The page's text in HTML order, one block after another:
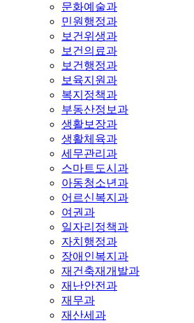
문화예술과
민원행정과
보건위생과
보건의료과
보건행정과
보육지원과
복지정책과
부동산정보과
생활보장과
생활체육과
세무관리과
스마트도시과
아동청소년과
어르신복지과
여권과
일자리정책과
자치행정과
장애인복지과
재건축재개발과
재난안전과
재무과
재산세과